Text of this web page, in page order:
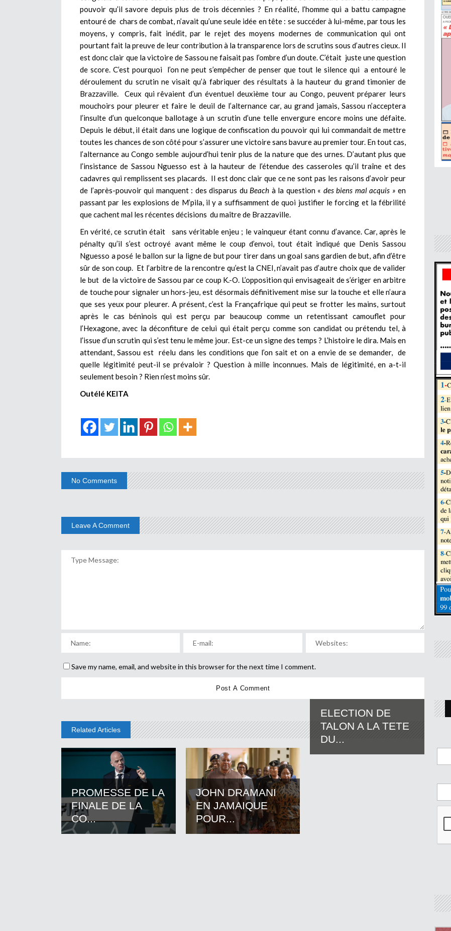
pouvoir qu’il savore depuis plus de trois décennies ? En réalité, l’homme qui a battu campagne
entouré de chars de combat, n’avait qu’une seule idée en tête : se succéder à lui-même, par tous les
moyens, y compris, fait inédit, par le rejet des moyens modernes de communication qui ont
pourtant fait la preuve de leur contribution à la transparence lors de scrutins sous d’autres cieux. Il
est donc clair que la victoire de Sassou ne faisait pas l’ombre d’un doute. C’était juste une question
de score. C’est pourquoi l’on ne peut s’empêcher de penser que tout le silence qui a entouré le
déroulement du scrutin ne visait qu’à fabriquer des résultats à la hauteur du grand timonier de
Brazzaville. Ceux qui rêvaient d’un éventuel deuxième tour au Congo, peuvent préparer leurs
mouchoirs pour pleurer et faire le deuil de l’alternance car, au grand jamais, Sassou n’acceptera
l’insulte d’un quelconque ballotage à un scrutin d’une telle envergure encore moins une défaite.
Depuis le début, il était dans une logique de confiscation du pouvoir qui lui commandait de mettre
toutes les chances de son côté pour s’assurer une victoire sans bavure au premier tour. En tout cas,
l’alternance au Congo semble aujourd’hui tenir plus de la nature que des urnes. D’autant plus que
l’insistance de Sassou Nguesso est à la hauteur de l’étendue des casseroles qu’il traîne et des
cadavres qui remplissent ses placards. Il est donc clair que ce ne sont pas les raisons d’avoir peur
de l’après-pouvoir qui manquent : des disparus du Beach à la question « des biens mal acquis » en
passant par les explosions de M’pila, il y a suffisamment de quoi justifier le forcing et la fébrilité
que cachent mal les récentes décisions du maître de Brazzaville.
En vérité, ce scrutin était sans véritable enjeu ; le vainqueur étant connu d’avance. Car, après le
pénalty qu’il s’est octroyé avant même le coup d’envoi, tout était indiqué que Denis Sassou
Nguesso a posé le ballon sur la ligne de but pour tirer dans un goal sans gardien de but, afin d’être
sûr de son coup. Et l’arbitre de la rencontre qu’est la CNEI, n’avait pas d’autre choix que de valider
le but de la victoire de Sassou par ce coup K.-O. L’opposition qui envisageait de s’ériger en arbitre
de touche pour signaler un hors-jeu, est désormais définitivement mise sur la touche et elle n’aura
que ses yeux pour pleurer. A présent, c’est la Françafrique qui peut se frotter les mains, surtout
après le cas béninois qui est perçu par beaucoup comme un retentissant camouflet pour
l’Hexagone, avec la déconfiture de celui qui était perçu comme son candidat ou prétendu tel, à
l’issue d’un scrutin qui s’est tenu le même jour. Est-ce un signe des temps ? L’histoire le dira. Mais en
attendant, Sassou est réelu dans les conditions que l’on sait et on a envie de se demander, de
quelle légitimité peut-il se prévaloir ? Question à mille inconnues. Mais de légitimité, en a-t-il
seulement besoin ? Rien n’est moins sûr.
Outélé KEITA
No Comments
Leave A Comment
Save my name, email, and website in this browser for the next time I comment.
Related Articles
PROMESSE DE LA
FINALE DE LA
CO...
JOHN DRAMANI
EN JAMAIQUE
POUR...
ELECTION DE
TALON A LA TETE
DU...